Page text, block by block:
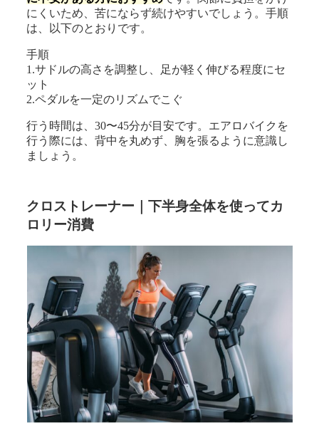
にくいため、苦にならず続けやすいでしょう。手順
は、以下のとおりです。
手順
1.サドルの高さを調整し、足が軽く伸びる程度にセ
ット
2.ペダルを一定のリズムでこぐ
行う時間は、30〜45分が目安です。エアロバイクを
行う際には、背中を丸めず、胸を張るように意識し
ましょう。
クロストレーナー｜下半身全体を使ってカ
ロリー消費